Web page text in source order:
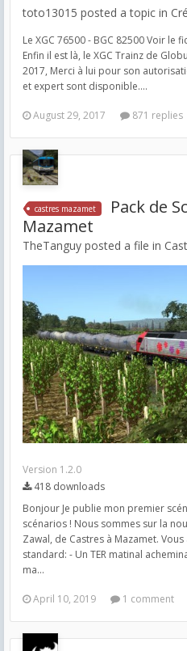
toto13015 posted a topic in
Le XGC 76500 - BGC 82500 Voir le
Enfin il est là, le XGC Trainz de
2017, Merci à lui pour son
et expert sont disponible....
August 29, 2017 871 replies
castres mazamet
Pack de
Mazamet
TheTanguy posted a file in
Version 1.2.0
418 downloads
Bonjour Je publie mon premier
scénarios ! Nous sommes sur la
Zawal, de Castres à Mazamet.
standard: - Un TER matinal
ma...
April 10, 2019 1 comment